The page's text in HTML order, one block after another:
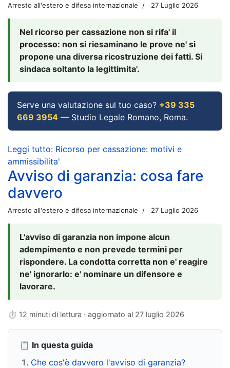
Arresto all'estero e difesa internazionale 27 Luglio 2026
Nel ricorso per cassazione non si rifa' il
processo: non si riesaminano le prove ne' si
propone una diversa ricostruzione dei fatti. Si
sindaca soltanto la legittimita'.
Serve una valutazione sul tuo caso? +39 335
669 3954 — Studio Legale Romano, Roma.
Leggi tutto: Ricorso per cassazione: motivi e
ammissibilita'
Avviso di garanzia: cosa fare
davvero
Arresto all'estero e difesa internazionale 27 Luglio 2026
L'avviso di garanzia non impone alcun
adempimento e non prevede termini per
rispondere. La condotta corretta non e' reagire
ne' ignorarlo: e' nominare un difensore e
lavorare.
⏱ 12 minuti di lettura · aggiornato al 27 luglio 2026
📋 In questa guida
Che cos'è davvero l'avviso di garanzia?